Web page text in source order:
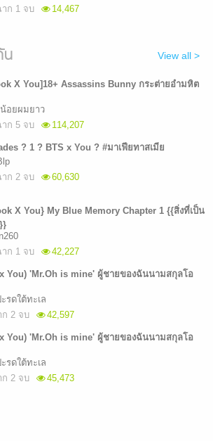
าก 1 จบ
14,467
น View all >
X You]18+ Assassins Bunny กระต่ายอำมหิต
อยผมยาว
าก 5 จบ
114,207
? 1 ? BTS x You ? #มาเฟียทาสเมีย
าก 2 จบ
60,630
X You} My Blue Memory Chapter 1 {{สิ่งที่เป็น
าก 1 จบ
42,227
You) 'Mr.Oh is mine' ผู้ชายของฉันนามสกุลโอ
รดใต้ทะเล
ก 2 จบ
42,597
You) 'Mr.Oh is mine' ผู้ชายของฉันนามสกุลโอ
รดใต้ทะเล
ก 2 จบ
45,473